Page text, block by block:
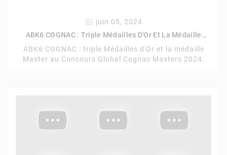
juin 05, 2024
ABK6 COGNAC : Triple Médailles D'Or Et La Médaille
ABK6 COGNAC : triple Médailles d'Or et la médaille
Master au Concours Global Cognac Masters 2024.